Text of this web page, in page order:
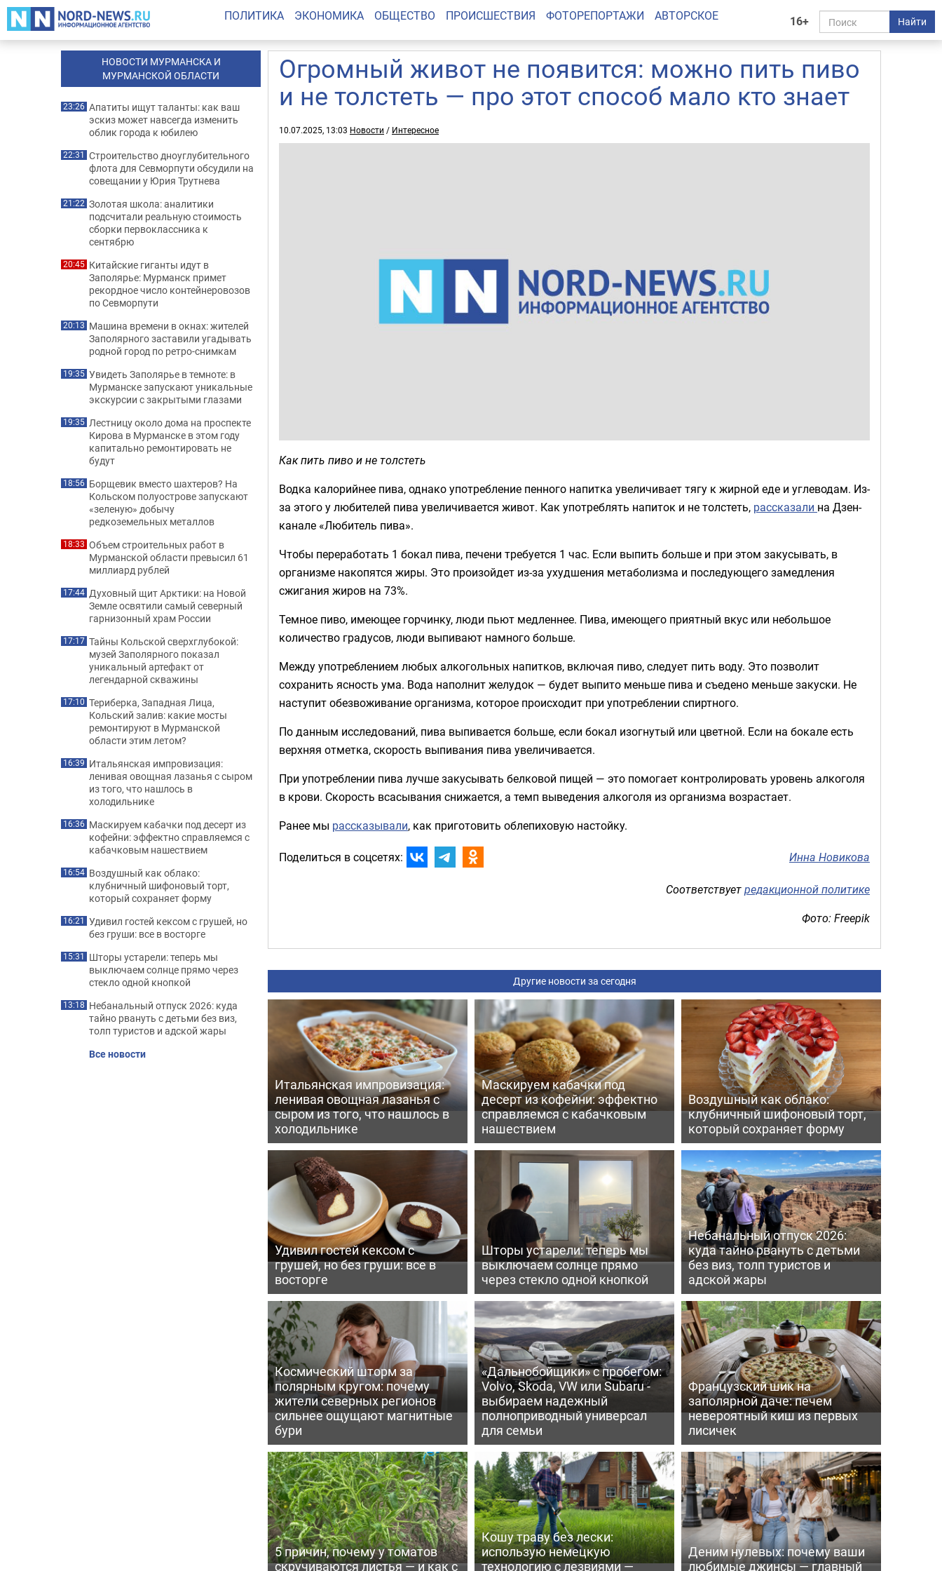
16+ Найти
ПОЛИТИКА ЭКОНОМИКА ОБЩЕСТВО ПРОИСШЕСТВИЯ ФОТОРЕПОРТАЖИ АВТОРСКОЕ
Огромный живот не появится: можно пить пиво
и не толстеть — про этот способ мало кто знает
10.07.2025, 13:03 Новости / Интересное
Как пить пиво и не толстеть
Водка калорийнее пива, однако употребление пенного напитка увеличивает тягу к жирной еде и углеводам. Из-
за этого у любителей пива увеличивается живот. Как употреблять напиток и не толстеть, рассказали на Дзен-
канале «Любитель пива».
Чтобы переработать 1 бокал пива, печени требуется 1 час. Если выпить больше и при этом закусывать, в
организме накопятся жиры. Это произойдет из-за ухудшения метаболизма и последующего замедления
сжигания жиров на 73%.
Темное пиво, имеющее горчинку, люди пьют медленнее. Пива, имеющего приятный вкус или небольшое
количество градусов, люди выпивают намного больше.
Между употреблением любых алкогольных напитков, включая пиво, следует пить воду. Это позволит
сохранить ясность ума. Вода наполнит желудок — будет выпито меньше пива и съедено меньше закуски. Не
наступит обезвоживание организма, которое происходит при употреблении спиртного.
По данным исследований, пива выпивается больше, если бокал изогнутый или цветной. Если на бокале есть
верхняя отметка, скорость выпивания пива увеличивается.
При употреблении пива лучше закусывать белковой пищей — это помогает контролировать уровень алкоголя
в крови. Скорость всасывания снижается, а темп выведения алкоголя из организма возрастает.
Ранее мы рассказывали, как приготовить облепиховую настойку.
Поделиться в соцсетях: Инна Новикова
Соответствуетредакционной политике
Фото: Freepik
Другие новости за сегодня
Итальянская импровизация:
ленивая овощная лазанья с
сыром из того, что нашлось в
холодильнике
Маскируем кабачки под
десерт из кофейни: эффектно
справляемся с кабачковым
нашествием
Воздушный как облако:
клубничный шифоновый торт,
который сохраняет форму
Удивил гостей кексом с
грушей, но без груши: все в
восторге
Шторы устарели: теперь мы
выключаем солнце прямо
через стекло одной кнопкой
Небанальный отпуск 2026:
куда тайно рвануть с детьми
без виз, толп туристов и
адской жары
Космический шторм за
полярным кругом: почему
жители северных регионов
сильнее ощущают магнитные
бури
«Дальнобойщики» с пробегом:
Volvo, Skoda, VW или Subaru -
выбираем надежный
полноприводный универсал
для семьи
Французский шик на
заполярной даче: печем
невероятный киш из первых
лисичек
5 причин, почему у томатов
скручиваются листья — и как с
Кошу траву без лески:
использую немецкую
технологию с лезвиями —
Деним нулевых: почему ваши
любимые джинсы — главный
НОВОСТИ МУРМАНСКА И
МУРМАНСКОЙ ОБЛАСТИ
23:26 Апатиты ищут таланты: как ваш
эскиз может навсегда изменить
облик города к юбилею
22:31 Строительство дноуглубительного
флота для Севморпути обсудили на
совещании у Юрия Трутнева
21:22 Золотая школа: аналитики
подсчитали реальную стоимость
сборки первоклассника к
сентябрю
20:45 Китайские гиганты идут в
Заполярье: Мурманск примет
рекордное число контейнеровозов
по Севморпути
20:13 Машина времени в окнах: жителей
Заполярного заставили угадывать
родной город по ретро-снимкам
19:35 Увидеть Заполярье в темноте: в
Мурманске запускают уникальные
экскурсии с закрытыми глазами
19:35 Лестницу около дома на проспекте
Кирова в Мурманске в этом году
капитально ремонтировать не
будут
18:56 Борщевик вместо шахтеров? На
Кольском полуострове запускают
«зеленую» добычу
редкоземельных металлов
18:33 Объем строительных работ в
Мурманской области превысил 61
миллиард рублей
17:44 Духовный щит Арктики: на Новой
Земле освятили самый северный
гарнизонный храм России
17:17 Тайны Кольской сверхглубокой:
музей Заполярного показал
уникальный артефакт от
легендарной скважины
17:10 Териберка, Западная Лица,
Кольский залив: какие мосты
ремонтируют в Мурманской
области этим летом?
16:39 Итальянская импровизация:
ленивая овощная лазанья с сыром
из того, что нашлось в
холодильнике
16:36 Маскируем кабачки под десерт из
кофейни: эффектно справляемся с
кабачковым нашествием
16:54 Воздушный как облако:
клубничный шифоновый торт,
который сохраняет форму
16:21 Удивил гостей кексом с грушей, но
без груши: все в восторге
15:31 Шторы устарели: теперь мы
выключаем солнце прямо через
стекло одной кнопкой
13:18 Небанальный отпуск 2026: куда
тайно рвануть с детьми без виз,
толп туристов и адской жары
Все новости